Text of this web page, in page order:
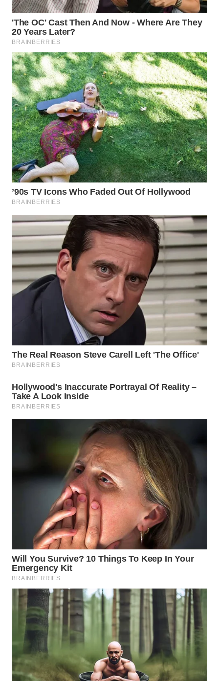
WN
LIKUPANG
WN
LABUANBAJO
WN
BORNEO
Wahana
Media
Group
WAHANA
NEWS
WAHANA
TANI
WAHANA
ADVOKAT
WAHANA
INFRASTRUKTUR
WAHANA
LISTRIK
WAHANA
TRAVEL
WAHANANEWS
WAHANANEWS
NET
WAHANA
SPORT
WAHANA
UMKM
WAHANA
SELEB
WAHANA